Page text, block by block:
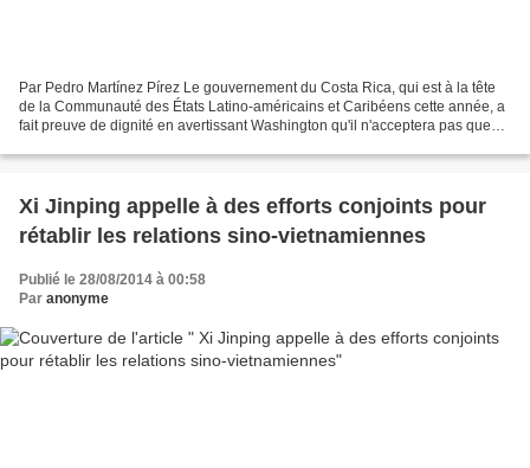
Par Pedro Martínez Pírez Le gouvernement du Costa Rica, qui est à la tête
de la Communauté des États Latino-américains et Caribéens cette année, a
fait preuve de dignité en avertissant Washington qu'il n'acceptera pas que
Xi Jinping appelle à des efforts conjoints pour
rétablir les relations sino-vietnamiennes
Publié le 28/08/2014 à 00:58
Par anonyme